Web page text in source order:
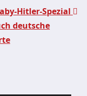
Hitler-Spezial
deutsche